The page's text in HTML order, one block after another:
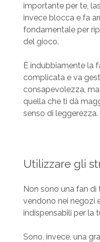
importante per te,
invece blocca e fa
fondamentale per
del gioco.
È indubbiamente la
complicata e va
consapevolezza,
quella che ti dà
senso di leggerezza.
Utilizzare gli
Non sono una fan
vendono nei negozi
indispensabili per la
Sono, invece, una